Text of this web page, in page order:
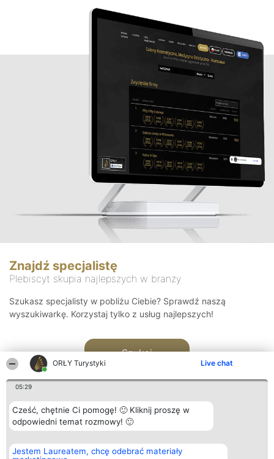
ORŁY Turystyki Live chat
05:29
Cześć, chętnie Ci pomogę! 🙂 Kliknij proszę w
odpowiedni temat rozmowy! 🙂
Jestem Laureatem, chcę odebrać materiały
Znajdź specjalistę
Plebiscyt skupia najlepszych w branży
Szukasz specjalisty w pobliżu Ciebie? Sprawdź naszą
wyszukiwarkę. Korzystaj tylko z usług najlepszych!
Szukaj
Organizator plebiscytu
Bright Side Solutions sp. z o.
Plebiscyt
Laureaci
Kontakt
Kontakt